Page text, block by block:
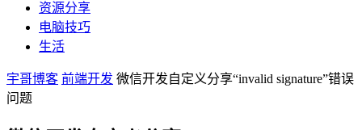
资源分享
电脑技巧
生活
宇哥博客 前端开发 微信开发自定义分享“invalid signature”错误
问题